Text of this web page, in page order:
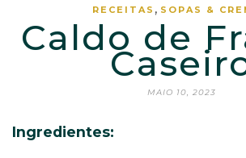
RECEITAS , SOPAS &
Caldo de
MAIO 10, 2023
Ingredientes: